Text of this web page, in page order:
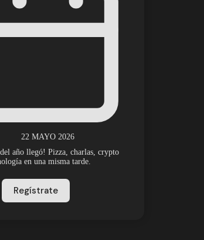
22 MAYO 2026
año llegó! Pizza, charlas, crypto
en una misma tarde.
Regístrate